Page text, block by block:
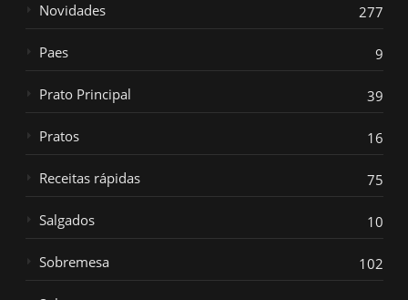
Novidades 277
Paes 9
Prato Principal 39
Pratos 16
Receitas rápidas 75
Salgados 10
Sobremesa 102